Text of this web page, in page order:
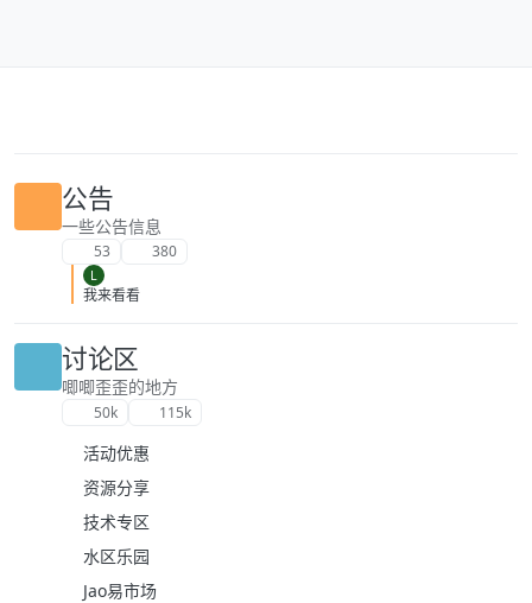
公告
一些公告信息
53 380
L
我来看看
讨论区
唧唧歪歪的地方
50k 115k
活动优惠
资源分享
技术专区
水区乐园
Jao易市场